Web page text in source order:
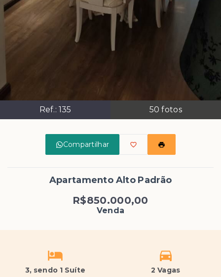
Ref.: 135 50 fotos
Compartilhar
Apartamento Alto Padrão
R$850.000,00
Venda
3, sendo 1 Suíte 2 Vagas